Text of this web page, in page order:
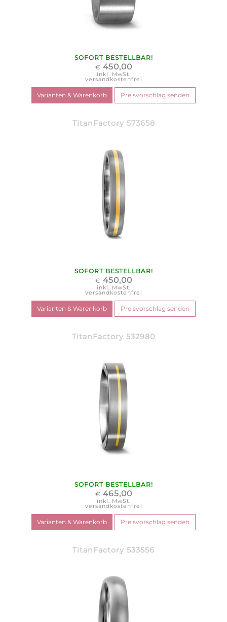
SOFORT BESTELLBAR!
€ 450,00
inkl. MwSt.
versandkostenfrei
TitanFactory 573658
SOFORT BESTELLBAR!
€ 450,00
inkl. MwSt.
versandkostenfrei
TitanFactory 532980
SOFORT BESTELLBAR!
€ 465,00
inkl. MwSt.
versandkostenfrei
TitanFactory 533556